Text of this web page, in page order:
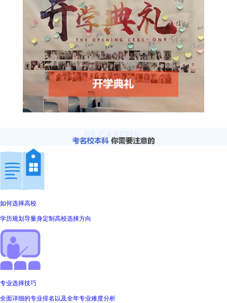
如何选择高校
学历规划导量身定制高校选择方向
专业选择技巧
全面详细的专业排名以及全年专业难度分析